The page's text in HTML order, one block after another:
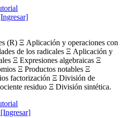
(R) Ξ Aplicación y operaciones con
de los radicales Ξ Aplicación y
Ξ Expresiones algebraicas Ξ
Ξ Productos notables Ξ
factorización Ξ División de
residuo Ξ División sintética.